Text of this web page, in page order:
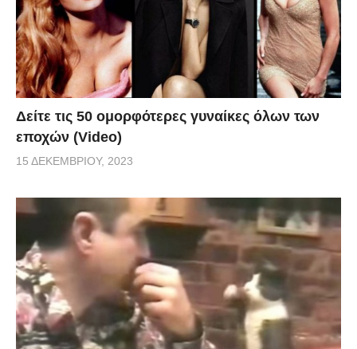
Δείτε τις 50 ομορφότερες γυναίκες όλων των
εποχών (Video)
15 ΔΕΚΕΜΒΡΊΟΥ, 2023